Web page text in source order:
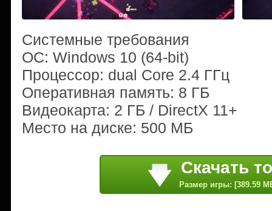
Системные требования
ОС: Windows 10 (64-bit)
Процессор: dual Core 2.4 ГГц
Оперативная память: 8 ГБ
Видеокарта: 2 ГБ / DirectX 11+
Место на диске: 500 МБ
Скачать
Размер игры: [389.59